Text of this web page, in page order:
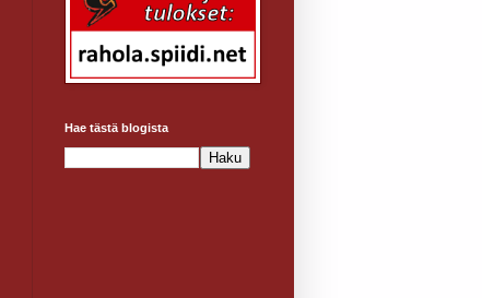
Hae tästä blogista